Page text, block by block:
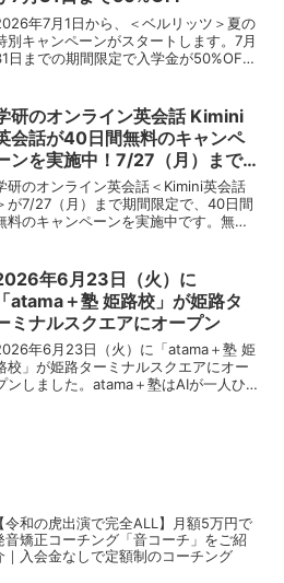
年7月1日から、＜ベルリッツ＞夏の
別キャンペーンがスタートします。7月
日までの期間限定で入学金が50%OFF
公式サイトをチェックしてください。
ルリ...
研のオンライン英会話 Kimini
会話が40日間無料のキャンペ
ンを実施中！7/27（月）まで
間限定
研のオンライン英会話＜Kimini英会話
が7/27（月）まで期間限定で、40日間
料のキャンペーンを実施中です。無料
とができます。40日間の無料体験を存
に利用...
年6月23日（火）に
「atama＋塾 姫路校」が姫路タ
ミナルスクエアにオープン
年6月23日（火）に「atama＋塾 姫
校」が姫路ターミナルスクエアにオー
ンしました。atama＋塾はAIが一人ひ
【令和の虎出演で完全ALL】月額5万円で
音矯正コーチング「音コーチ」をご紹
｜入会金なしで定額制のコーチング